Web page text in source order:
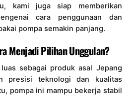
kami juga siap memberikan
cara penggunaan dan
pompa semakin panjang.
Menjadi Pilihan Unggulan?
sebagai produk asal Jepang
presisi teknologi dan kualitas
pompa ini mampu bekerja stabil